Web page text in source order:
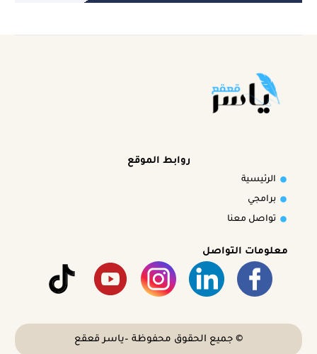
روابط الموقع
الرئيسية
برامجي
تواصل معنا
معلومات التواصل
© جميع الحقوق محفوظة –ياسر قعقع
تواصل معي